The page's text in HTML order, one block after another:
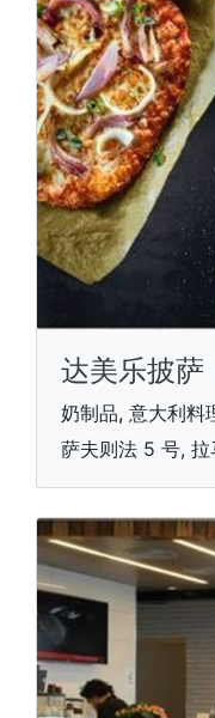
达美乐披萨
奶制品, 意大利料
萨夫则法 5 号,